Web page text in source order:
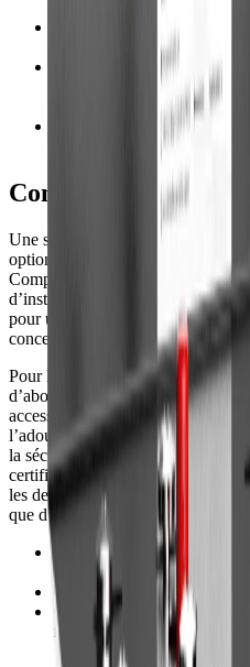
Comparez le coût annuel
Évitez les systèmes dont
pas clairement identifiées
Tenez un journal de
performances constantes.
Comment choisir la
Une sélection pratique devrait
option à plus forte capacité et une
Comparez chacune à votre
d’installation et aux conséquences
pour un filtre à eau pour toute la
concernant les bactéries du puits
Pour la plupart des acheteurs, la
d’abord le plus gros problème
accessoires ou affecte les
l’adoucissement ou au contrôle
la sécurité de l’eau potable qui
certifications de filtration et la
les deux problématiques sont
que d’attendre d’un seul appareil
Commencez par analyser
municipal actuel.
•
Traitez d’abord le
• Choisissez un système
financer sur le long terme.